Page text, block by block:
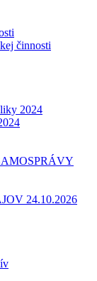
činnosti
2024
24.10.2026